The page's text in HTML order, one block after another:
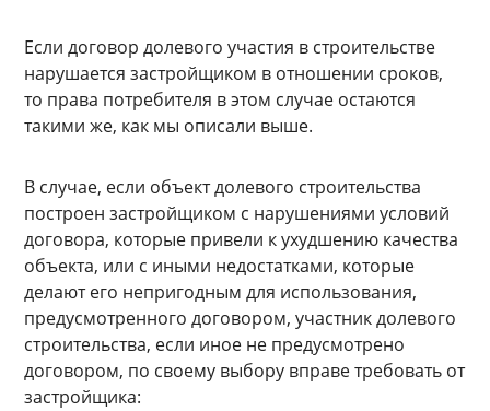
Если договор долевого участия в строительстве
нарушается застройщиком в отношении сроков,
то права потребителя в этом случае остаются
такими же, как мы описали выше.
В случае, если объект долевого строительства
построен застройщиком с нарушениями условий
договора, которые привели к ухудшению качества
объекта, или с иными недостатками, которые
делают его непригодным для использования,
предусмотренного договором, участник долевого
строительства, если иное не предусмотрено
договором, по своему выбору вправе требовать от
застройщика: